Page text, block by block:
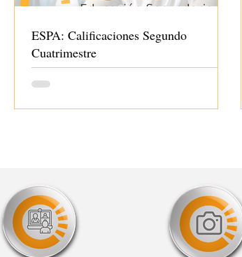
ESPA: Calificaciones Segundo
Cuatrimestre